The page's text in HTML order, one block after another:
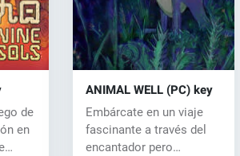
de
en
ANIMAL WELL (PC) key
Embárcate en un viaje
fascinante a través del
encantador pero